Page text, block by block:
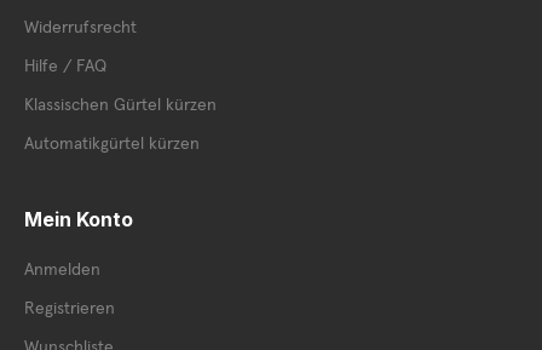
Widerrufsrecht
Hilfe / FAQ
Klassischen Gürtel kürzen
Automatikgürtel kürzen
Mein Konto
Anmelden
Registrieren